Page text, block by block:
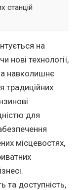
станцій
на
нові технології,
навколишнє
традиційних
для
місцевостях,
та доступність,